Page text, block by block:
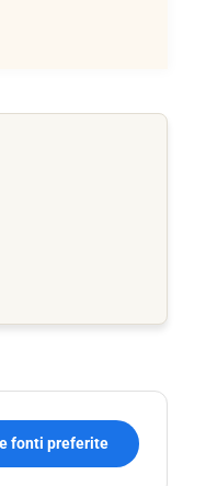
fonti preferite